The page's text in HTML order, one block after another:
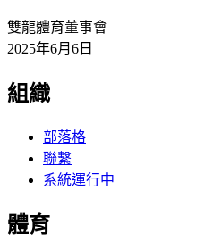
雙龍體育董事會
2025年6月6日
組織
部落格
聯繫
系統運行中
體育